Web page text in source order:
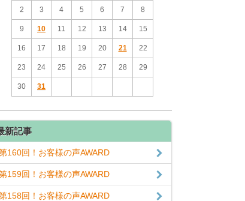
2 3 4 5 6 7 8
9 10 11 12 13 14 15
16 17 18 19 20 21 22
23 24 25 26 27 28 29
30 31
新記事
160回！お客様の声AWARD
159回！お客様の声AWARD
158回！お客様の声AWARD